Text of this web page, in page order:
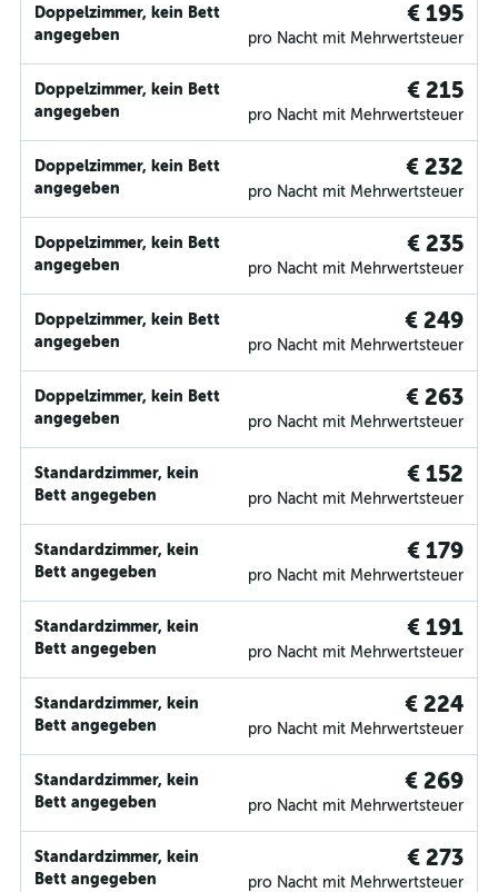
Doppelzimmer, kein Bett
angegeben
€ 195
pro Nacht mit Mehrwertsteuer
Doppelzimmer, kein Bett
angegeben
€ 215
pro Nacht mit Mehrwertsteuer
Doppelzimmer, kein Bett
angegeben
€ 232
pro Nacht mit Mehrwertsteuer
Doppelzimmer, kein Bett
angegeben
€ 235
pro Nacht mit Mehrwertsteuer
Doppelzimmer, kein Bett
angegeben
€ 249
pro Nacht mit Mehrwertsteuer
Doppelzimmer, kein Bett
angegeben
€ 263
pro Nacht mit Mehrwertsteuer
Standardzimmer, kein
Bett angegeben
€ 152
pro Nacht mit Mehrwertsteuer
Standardzimmer, kein
Bett angegeben
€ 179
pro Nacht mit Mehrwertsteuer
Standardzimmer, kein
Bett angegeben
€ 191
pro Nacht mit Mehrwertsteuer
Standardzimmer, kein
Bett angegeben
€ 224
pro Nacht mit Mehrwertsteuer
Standardzimmer, kein
Bett angegeben
€ 269
pro Nacht mit Mehrwertsteuer
Standardzimmer, kein
Bett angegeben
€ 273
pro Nacht mit Mehrwertsteuer